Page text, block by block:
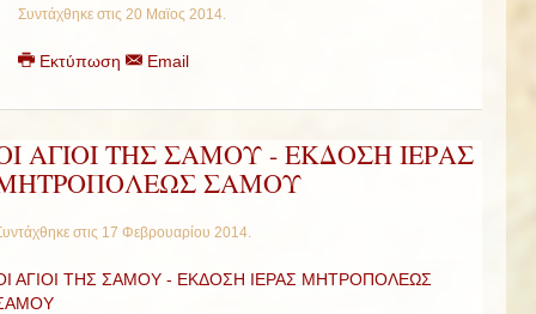
Συντάχθηκε στις 20 Μαϊος 2014.
Εκτύπωση Email
ΑΓΙΟΙ ΤΗΣ ΣΑΜΟΥ - ΕΚΔΟΣΗ ΙΕΡΑΣ
ΣΑΜΟΥ
στις 17 Φεβρουαρίου 2014.
ΑΓΙΟΙ ΤΗΣ ΣΑΜΟΥ - ΕΚΔΟΣΗ ΙΕΡΑΣ ΜΗΤΡΟΠΟΛΕΩΣ